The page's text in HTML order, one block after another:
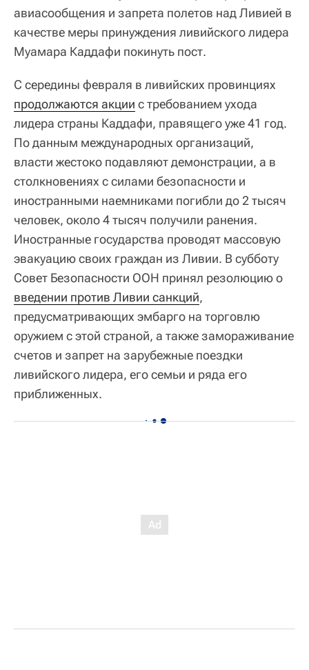
авиасообщения и запрета полетов над Ливией в
качестве меры принуждения ливийского лидера
Муамара Каддафи покинуть пост.
С середины февраля в ливийских провинциях
продолжаются акции с требованием ухода
лидера страны Каддафи, правящего уже 41 год.
По данным международных организаций,
власти жестоко подавляют демонстрации, а в
столкновениях с силами безопасности и
иностранными наемниками погибли до 2 тысяч
человек, около 4 тысяч получили ранения.
Иностранные государства проводят массовую
эвакуацию своих граждан из Ливии. В субботу
Совет Безопасности ООН принял резолюцию о
введении против Ливии санкций,
предусматривающих эмбарго на торговлю
оружием с этой страной, а также замораживание
счетов и запрет на зарубежные поездки
ливийского лидера, его семьи и ряда его
приближенных.